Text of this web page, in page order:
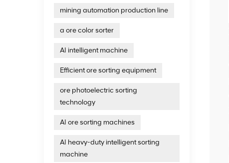
mining automation production line
a ore color sorter
AI intelligent machine
Efficient ore sorting equipment
ore photoelectric sorting
technology
AI ore sorting machines
AI heavy-duty intelligent sorting
machine